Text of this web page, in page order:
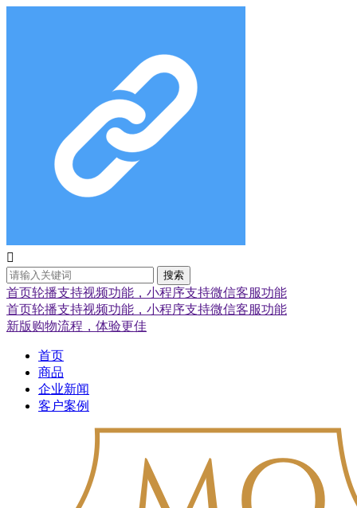

搜索
首页轮播支持视频功能，小程序支持微信客服功能
首页轮播支持视频功能，小程序支持微信客服功能
新版购物流程，体验更佳
首页
商品
企业新闻
客户案例